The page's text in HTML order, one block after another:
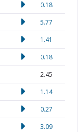
0.18
5.77
1.41
0.18
2.45
1.14
0.27
3.09